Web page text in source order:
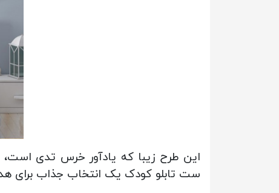
این طرح زیبا که یادآور خرس تدی
ست تابلو کودک یک انتخاب جذاب برای